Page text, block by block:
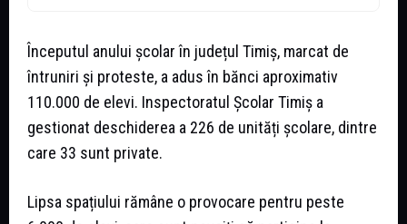
Începutul anului școlar în județul Timiș, marcat de
întruniri și proteste, a adus în bănci aproximativ
110.000 de elevi. Inspectoratul Școlar Timiș a
gestionat deschiderea a 226 de unități școlare, dintre
care 33 sunt private.
Lipsa spațiului rămâne o provocare pentru peste